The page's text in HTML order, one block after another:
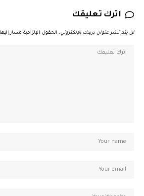
اترك تعليقك
لن يتم نشر عنوان بريدك الإلكتروني. الحقول الإلزامية مشار إليها